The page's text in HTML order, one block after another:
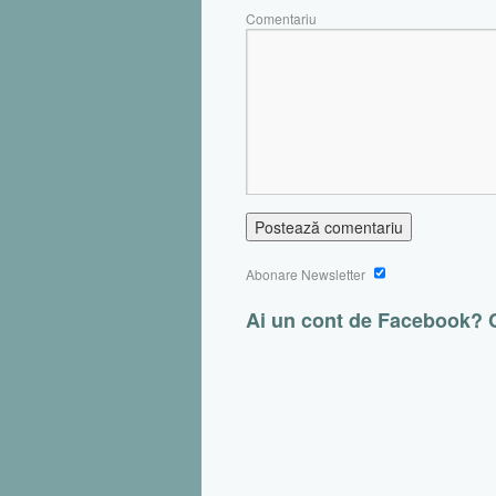
Comentariu
Abonare Newsletter
Ai un cont de Facebook?